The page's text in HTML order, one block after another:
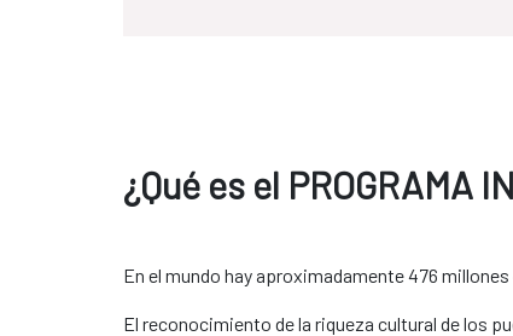
¿Qué es el PROGRAMA
En el mundo hay aproximadamente 476
El reconocimiento de la riqueza cultural de los